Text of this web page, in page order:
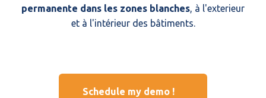
permanente dans les zones blanches, à l'exterieur
et à l'intérieur des bâtiments.
Schedule my demo !